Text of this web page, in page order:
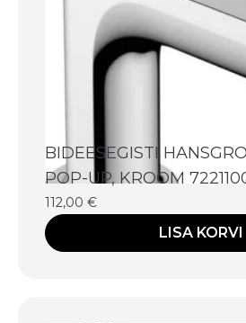
BIDEESEGISTI
POP-UP, KROOM
112,00 €
LISA KORVI